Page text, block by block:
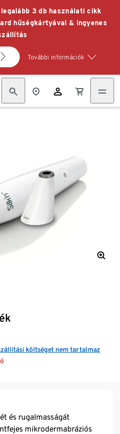
3 db használati cikk
hűségkártyával & ingyenes
További információk
költséget nem tartalmaz
és rugalmasságát
mikrodermabráziós